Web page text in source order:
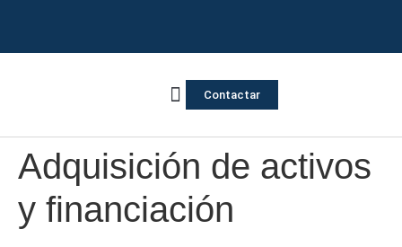
Contactar
Adquisición de activos
y financiación